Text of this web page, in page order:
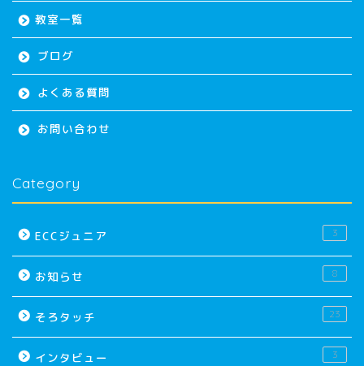
教室一覧
ブログ
よくある質問
お問い合わせ
Category
ECCジュニア 3
お知らせ 8
そろタッチ 23
インタビュー 3